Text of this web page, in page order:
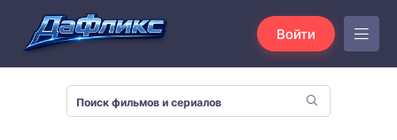
Войти